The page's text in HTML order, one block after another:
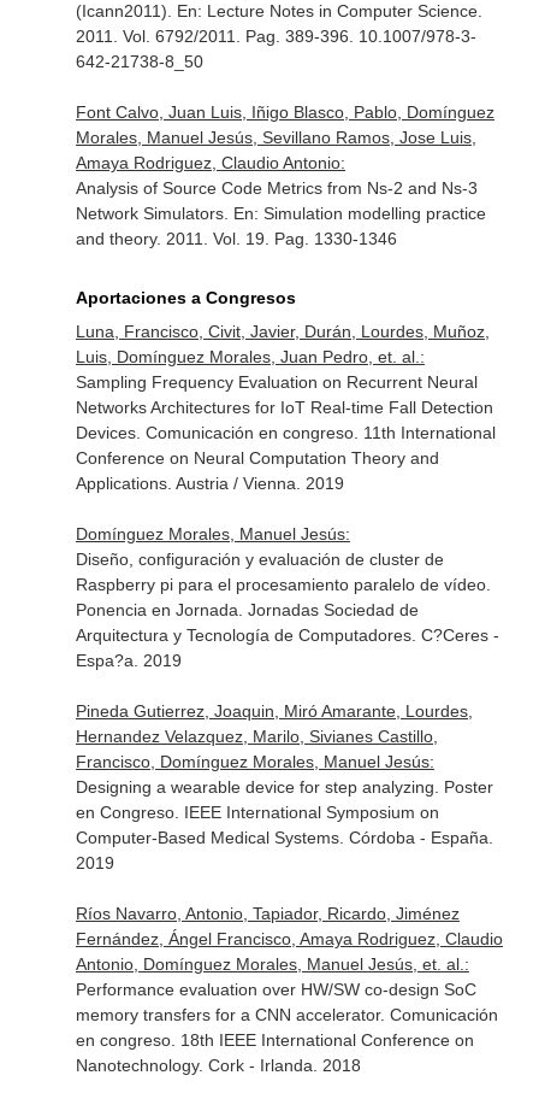
(Icann2011). En: Lecture Notes in Computer Science.
2011. Vol. 6792/2011. Pag. 389-396. 10.1007/978-3-
642-21738-8_50
Font Calvo, Juan Luis, Iñigo Blasco, Pablo, Domínguez
Morales, Manuel Jesús, Sevillano Ramos, Jose Luis,
Amaya Rodriguez, Claudio Antonio:
Analysis of Source Code Metrics from Ns-2 and Ns-3
Network Simulators. En: Simulation modelling practice
and theory. 2011. Vol. 19. Pag. 1330-1346
Aportaciones a Congresos
Luna, Francisco, Civit, Javier, Durán, Lourdes, Muñoz,
Luis, Domínguez Morales, Juan Pedro, et. al.:
Sampling Frequency Evaluation on Recurrent Neural
Networks Architectures for IoT Real-time Fall Detection
Devices. Comunicación en congreso. 11th International
Conference on Neural Computation Theory and
Applications. Austria / Vienna. 2019
Domínguez Morales, Manuel Jesús:
Diseño, configuración y evaluación de cluster de
Raspberry pi para el procesamiento paralelo de vídeo.
Ponencia en Jornada. Jornadas Sociedad de
Arquitectura y Tecnología de Computadores. C?Ceres -
Espa?a. 2019
Pineda Gutierrez, Joaquin, Miró Amarante, Lourdes,
Hernandez Velazquez, Marilo, Sivianes Castillo,
Francisco, Domínguez Morales, Manuel Jesús:
Designing a wearable device for step analyzing. Poster
en Congreso. IEEE International Symposium on
Computer-Based Medical Systems. Córdoba - España.
2019
Ríos Navarro, Antonio, Tapiador, Ricardo, Jiménez
Fernández, Ángel Francisco, Amaya Rodriguez, Claudio
Antonio, Domínguez Morales, Manuel Jesús, et. al.:
Performance evaluation over HW/SW co-design SoC
memory transfers for a CNN accelerator. Comunicación
en congreso. 18th IEEE International Conference on
Nanotechnology. Cork - Irlanda. 2018